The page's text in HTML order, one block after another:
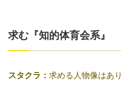
求む『知的体育会系』
スタクラ： 求める人物像はあ